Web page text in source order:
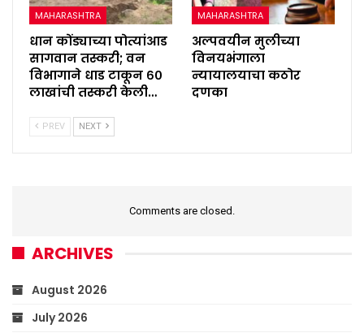
MAHARASHTRA
धान कोंड्याच्या पोत्यांआड
सागवान तस्करी; वन
विभागाने धाड टाकून ६०
लाखांची तस्करी केली…
MAHARASHTRA
अल्पवयीन मुलीच्या
विनयभंगाला
न्यायालयाचा कठोर
दणका
PREV NEXT
Comments are closed.
ARCHIVES
August 2026
July 2026